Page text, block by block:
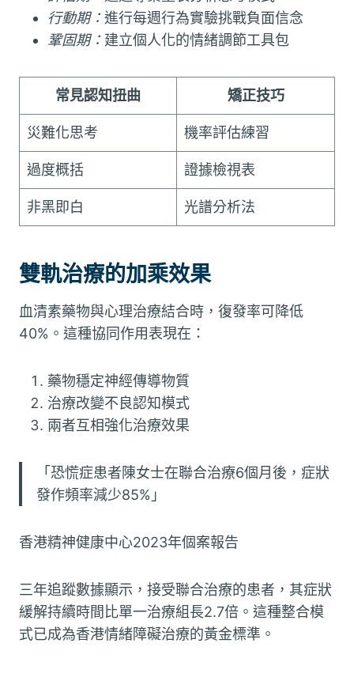
行動期： 進行每週行為實驗挑戰負面信念
鞏固期： 建立個人化的情緒調節工具包
常見認知扭曲 矯正技巧
災難化思考 機率評估練習
過度概括 證據檢視表
非黑即白 光譜分析法
雙軌治療的加乘效果
血清素藥物與心理治療結合時，復發率可降低
40%。這種協同作用表現在：
藥物穩定神經傳導物質
治療改變不良認知模式
兩者互相強化治療效果
「恐慌症患者陳女士在聯合治療6個月後，症狀
發作頻率減少85%」
香港精神健康中心2023年個案報告
三年追蹤數據顯示，接受聯合治療的患者，其症狀
緩解持續時間比單一治療組長2.7倍。這種整合模
式已成為香港情緒障礙治療的黃金標準。